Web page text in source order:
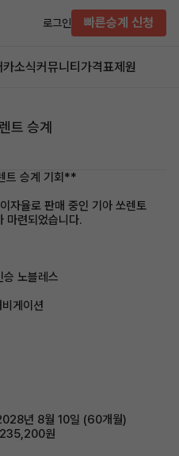
로그인 빠른승계 신청
카소식커뮤니티 가격표제원
트 승계
트 승계 기회**
자율로 판매 중인 기아 쏘렌토
마련되었습니다.
노블레스
게이션
년 8월 10일 (60개월)
원